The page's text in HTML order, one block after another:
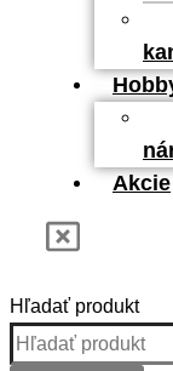
Akcie
Hľadať produkt